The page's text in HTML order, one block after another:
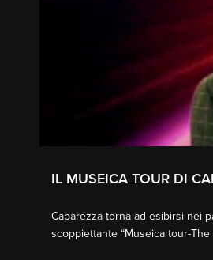
IL MUSEICA TOUR DI
Caparezza torna ad esibirsi nei
scoppiettante “Museica tour-The